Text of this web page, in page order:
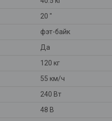
20 "
фэт-байк
Да
120 кг
55 км/ч
240 Вт
48 В